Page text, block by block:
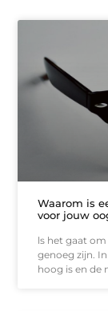
Waarom is
voor jouw
ls het gaat
genoeg zijn.
hoog is en de